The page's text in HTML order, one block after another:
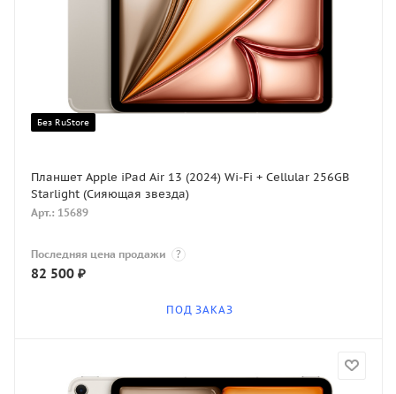
Без RuStore
Планшет Apple iPad Air 13 (2024) Wi-Fi + Cellular 256GB
Starlight (Сияющая звезда)
Арт.: 15689
Последняя цена продажи ?
82 500 ₽
ПОД ЗАКАЗ